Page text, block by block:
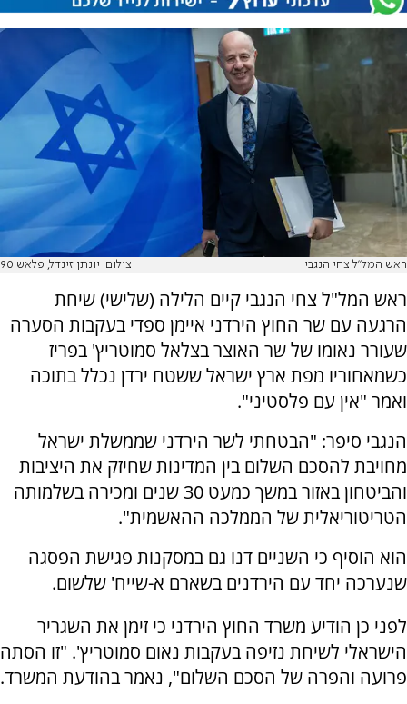
ראש המל"ל צחי הנגבי צילום: יונתן זינדל, פלאש 90
ראש המל"ל צחי הנגבי קיים הלילה (שלישי) שיחת
הרגעה עם שר החוץ הירדני איימן ספדי בעקבות הסערה
שעורר נאומו של שר האוצר בצלאל סמוטריץ' בפריז
כשמאחוריו מפת ארץ ישראל ששטח ירדן נכלל בתוכה
ואמר "אין עם פלסטיני".
הנגבי סיפר: "הבטחתי לשר הירדני שממשלת ישראל
מחויבת להסכם השלום בין המדינות שחיזק את היציבות
והביטחון באזור במשך כמעט 30 שנים ומכירה בשלמותה
הטריטוריאלית של הממלכה ההאשמית".
הוא הוסיף כי השניים דנו גם במסקנות פגישת הפסגה
שנערכה יחד עם הירדנים בשארם א-שייח' שלשום.
לפני כן הודיע משרד החוץ הירדני כי זימן את השגריר
הישראלי לשיחת נזיפה בעקבות נאום סמוטריץ'. "זו הסתה
פרועה והפרה של הסכם השלום", נאמר בהודעת המשרד.